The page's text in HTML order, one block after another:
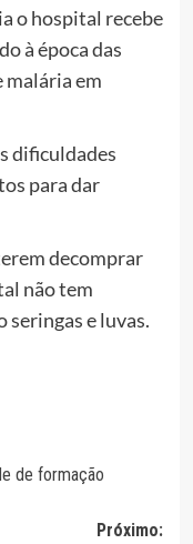
o hospital recebe
à época das
malária em
dificuldades
para dar
decomprar
não tem
e luvas.
de formação
Próximo: